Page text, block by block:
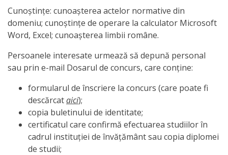
documentelor
Secția
servicii
interne
Regulamente
Posturi
vacante
Cunoștințe: cunoașterea actelor normative din
domeniu; cunoștințe de operare la calculator Microsoft
Word, Excel; cunoașterea limbii române.
Persoanele interesate urmează să depună personal
sau prin e-mail Dosarul de concurs, care conține:
formularul de înscriere la concurs (care poate fi
descărcataici);
copia buletinului de identitate;
certificatul care confirmă efectuarea studiilor în
cadrul instituției de învățământ sau copia diplomei
de studii;